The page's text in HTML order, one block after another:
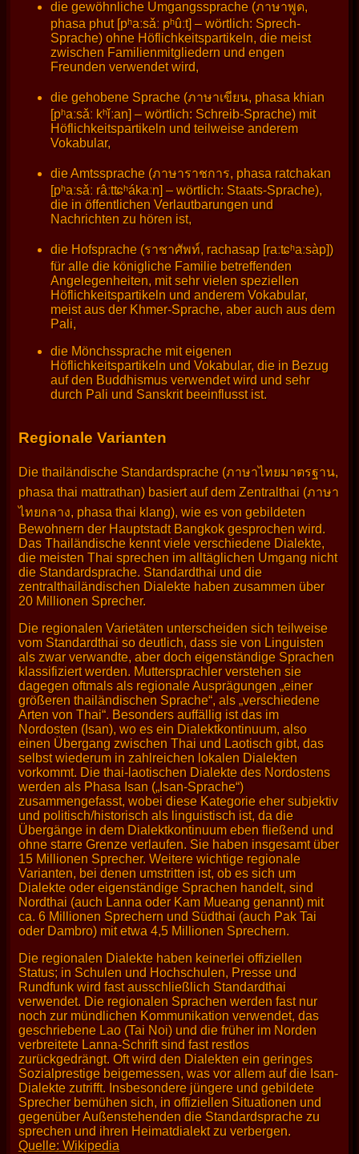
die gewöhnliche Umgangssprache (ภาษาพูด,
phasa phut [pʰaːsǎː pʰûːt] – wörtlich: Sprech-
Sprache) ohne Höflichkeitspartikeln, die meist
zwischen Familienmitgliedern und engen
Freunden verwendet wird,
die gehobene Sprache (ภาษาเขียน, phasa khian
[pʰaːsǎː kʰǐːan] – wörtlich: Schreib-Sprache) mit
Höflichkeitspartikeln und teilweise anderem
Vokabular,
die Amtssprache (ภาษาราชการ, phasa ratchakan
[pʰaːsǎː râːtʨʰákaːn] – wörtlich: Staats-Sprache),
die in öffentlichen Verlautbarungen und
Nachrichten zu hören ist,
die Hofsprache (ราชาศัพท์, rachasap [raːʨʰaːsàp])
für alle die königliche Familie betreffenden
Angelegenheiten, mit sehr vielen speziellen
Höflichkeitspartikeln und anderem Vokabular,
meist aus der Khmer-Sprache, aber auch aus dem
Pali,
die Mönchssprache mit eigenen
Höflichkeitspartikeln und Vokabular, die in Bezug
auf den Buddhismus verwendet wird und sehr
durch Pali und Sanskrit beeinflusst ist.
Regionale Varianten
Die thailändische Standardsprache (ภาษาไทยมาตรฐาน,
phasa thai mattrathan) basiert auf dem Zentralthai (ภาษา
ไทยกลาง, phasa thai klang), wie es von gebildeten
Bewohnern der Hauptstadt Bangkok gesprochen wird.
Das Thailändische kennt viele verschiedene Dialekte,
die meisten Thai sprechen im alltäglichen Umgang nicht
die Standardsprache. Standardthai und die
zentralthailändischen Dialekte haben zusammen über
20 Millionen Sprecher.
Die regionalen Varietäten unterscheiden sich teilweise
vom Standardthai so deutlich, dass sie von Linguisten
als zwar verwandte, aber doch eigenständige Sprachen
klassifiziert werden. Muttersprachler verstehen sie
dagegen oftmals als regionale Ausprägungen „einer
größeren thailändischen Sprache“, als „verschiedene
Arten von Thai“. Besonders auffällig ist das im
Nordosten (Isan), wo es ein Dialektkontinuum, also
einen Übergang zwischen Thai und Laotisch gibt, das
selbst wiederum in zahlreichen lokalen Dialekten
vorkommt. Die thai-laotischen Dialekte des Nordostens
werden als Phasa Isan („Isan-Sprache“)
zusammengefasst, wobei diese Kategorie eher subjektiv
und politisch/historisch als linguistisch ist, da die
Übergänge in dem Dialektkontinuum eben fließend und
ohne starre Grenze verlaufen. Sie haben insgesamt über
15 Millionen Sprecher. Weitere wichtige regionale
Varianten, bei denen umstritten ist, ob es sich um
Dialekte oder eigenständige Sprachen handelt, sind
Nordthai (auch Lanna oder Kam Mueang genannt) mit
ca. 6 Millionen Sprechern und Südthai (auch Pak Tai
oder Dambro) mit etwa 4,5 Millionen Sprechern.
Die regionalen Dialekte haben keinerlei offiziellen
Status; in Schulen und Hochschulen, Presse und
Rundfunk wird fast ausschließlich Standardthai
verwendet. Die regionalen Sprachen werden fast nur
noch zur mündlichen Kommunikation verwendet, das
geschriebene Lao (Tai Noi) und die früher im Norden
verbreitete Lanna-Schrift sind fast restlos
zurückgedrängt. Oft wird den Dialekten ein geringes
Sozialprestige beigemessen, was vor allem auf die Isan-
Dialekte zutrifft. Insbesondere jüngere und gebildete
Sprecher bemühen sich, in offiziellen Situationen und
gegenüber Außenstehenden die Standardsprache zu
sprechen und ihren Heimatdialekt zu verbergen.
Quelle: Wikipedia